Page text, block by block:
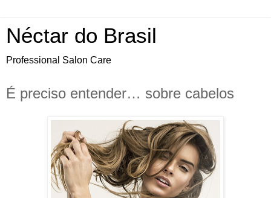
Néctar do Brasil
Professional Salon Care
É preciso entender… sobre cabelos